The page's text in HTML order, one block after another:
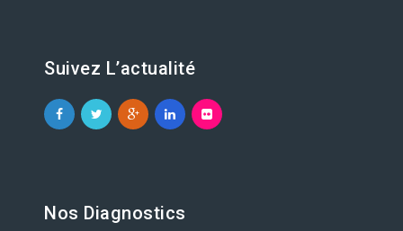
Suivez L’actualité
Nos Diagnostics